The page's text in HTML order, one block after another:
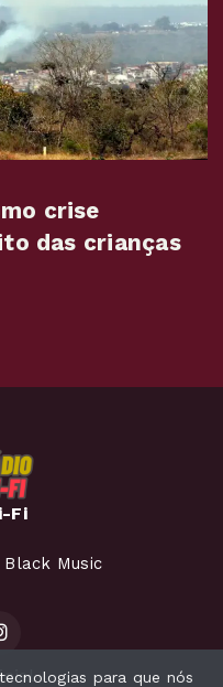
crise
das crianças
Fi
Music
para que nós